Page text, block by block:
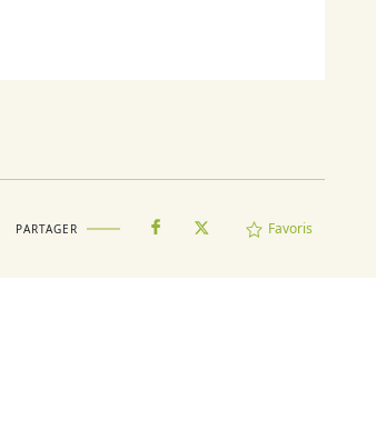
PARTAGER Favoris